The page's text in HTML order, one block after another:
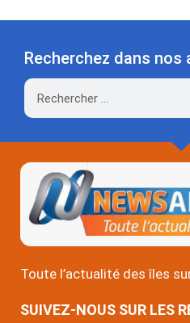
Recherchez dans nos
Rechercher
Toute l’actualité des îles
SUIVEZ-NOUS SUR LES